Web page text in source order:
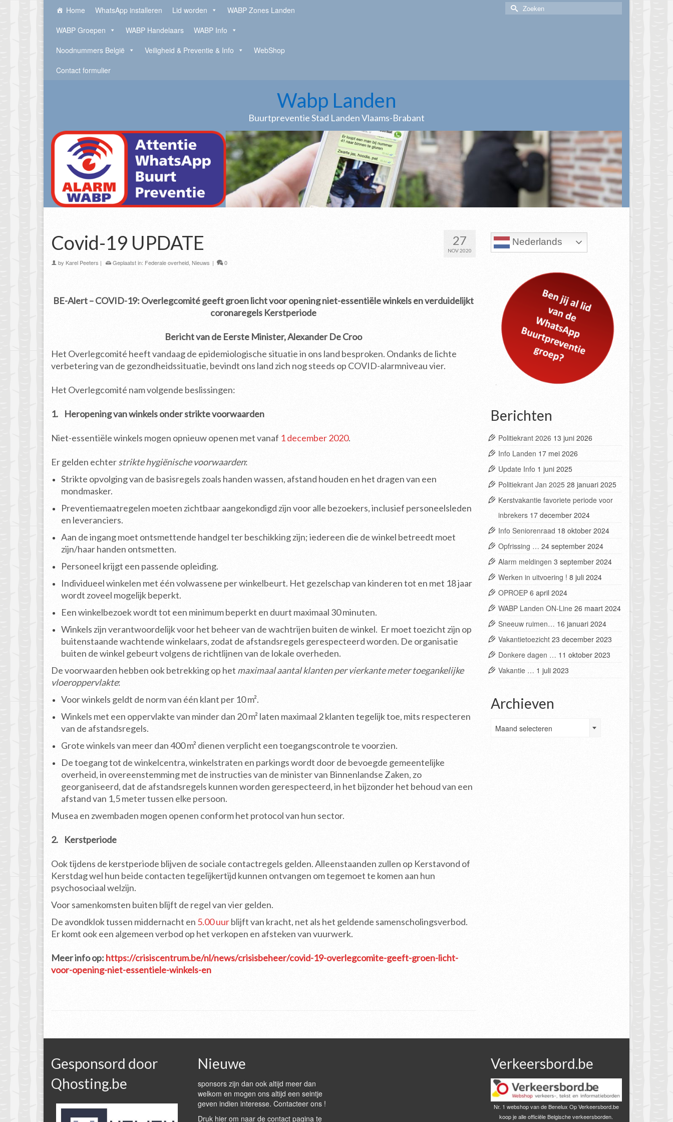
Home WhatsApp installeren Lid worden
WABP Zones Landen
WABP Groepen
WABP Handelaars
WABP Info
Noodnummers België
Veiligheid & Preventie & Info
WebShop
Contact formulier
Zoek
Wabp Landen
Buurtpreventie Stad Landen Vlaams-Brabant
27
NOV 2020
Covid-19 UPDATE
by Karel Peeters | Geplaatst in: Federale overheid, Nieuws | 0
BE-Alert – COVID-19: Overlegcomité geeft groen licht voor opening niet-essentiële winkels en verduidelijkt
coronaregels Kerstperiode
Bericht van de Eerste Minister, Alexander De Croo
Het Overlegcomité heeft vandaag de epidemiologische situatie in ons land besproken. Ondanks de lichte
verbetering van de gezondheidssituatie, bevindt ons land zich nog steeds op COVID-alarmniveau vier.
Het Overlegcomité nam volgende beslissingen:
1. Heropening van winkels onder strikte voorwaarden
Niet-essentiële winkels mogen opnieuw openen met vanaf 1 december 2020.
Er gelden echterstrikte hygiënische voorwaarden:
Strikte opvolging van de basisregels zoals handen wassen, afstand houden en het dragen van een
mondmasker.
Preventiemaatregelen moeten zichtbaar aangekondigd zijn voor alle bezoekers, inclusief personeelsleden
en leveranciers.
Aan de ingang moet ontsmettende handgel ter beschikking zijn; iedereen die de winkel betreedt moet
zijn/haar handen ontsmetten.
Personeel krijgt een passende opleiding.
Individueel winkelen met één volwassene per winkelbeurt. Het gezelschap van kinderen tot en met 18 jaar
wordt zoveel mogelijk beperkt.
Een winkelbezoek wordt tot een minimum beperkt en duurt maximaal 30 minuten.
Winkels zijn verantwoordelijk voor het beheer van de wachtrijen buiten de winkel. Er moet toezicht zijn op
buitenstaande wachtende winkelaars, zodat de afstandsregels gerespecteerd worden. De organisatie
buiten de winkel gebeurt volgens de richtlijnen van de lokale overheden.
De voorwaarden hebben ook betrekking op het maximaal aantal klanten per vierkante meter toegankelijke
vloeroppervlakte:
Voor winkels geldt de norm van één klant per 10 m².
Winkels met een oppervlakte van minder dan 20 m² laten maximaal 2 klanten tegelijk toe, mits respecteren
van de afstandsregels.
Grote winkels van meer dan 400 m² dienen verplicht een toegangscontrole te voorzien.
De toegang tot de winkelcentra, winkelstraten en parkings wordt door de bevoegde gemeentelijke
overheid, in overeenstemming met de instructies van de minister van Binnenlandse Zaken, zo
georganiseerd, dat de afstandsregels kunnen worden gerespecteerd, in het bijzonder het behoud van een
afstand van 1,5 meter tussen elke persoon.
Musea en zwembaden mogen openen conform het protocol van hun sector.
2. Kerstperiode
Ook tijdens de kerstperiode blijven de sociale contactregels gelden. Alleenstaanden zullen op Kerstavond of
Kerstdag wel hun beide contacten tegelijkertijd kunnen ontvangen om tegemoet te komen aan hun
psychosociaal welzijn.
Voor samenkomsten buiten blijft de regel van vier gelden.
De avondklok tussen middernacht en 5.00 uurblijft van kracht, net als het geldende samenscholingsverbod.
Er komt ook een algemeen verbod op het verkopen en afsteken van vuurwerk.
Meer info op: https://crisiscentrum.be/nl/news/crisisbeheer/covid-19-overlegcomite-geeft-groen-licht-
voor-opening-niet-essentiele-winkels-en
Nederlands
Berichten
Politiekrant 2026 13 juni 2026
Info Landen 17 mei 2026
Update Info 1 juni 2025
Politiekrant Jan 2025 28 januari 2025
Kerstvakantie favoriete periode voor
inbrekers 17 december 2024
Info Seniorenraad 18 oktober 2024
Opfrissing … 24 september 2024
Alarm meldingen 3 september 2024
Werken in uitvoering ! 8 juli 2024
OPROEP 6 april 2024
WABP Landen ON-Line 26 maart 2024
Sneeuw ruimen… 16 januari 2024
Vakantietoezicht 23 december 2023
Donkere dagen … 11 oktober 2023
Vakantie … 1 juli 2023
Archieven
Maand selecteren
Gesponsord door
Qhosting.be
Nieuwe
sponsors zijn dan ook altijd meer dan
welkom en mogen ons altijd een seintje
geven indien interesse. Contacteer ons !
Druk hier om naar de contact pagina te
Verkeersbord.be
Nr. 1 webshop van de Benelux Op Verkeersbord.be
koop je alle officiële Belgische verkeersborden.